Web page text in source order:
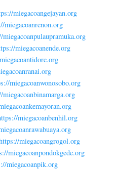
miegacoangejayan.org
miegacoanrenon.org
miegacoanpulaupramuka.org
miegacoanende.org
miegacoanwonosobo.org
miegacoanbinamarga.org
miegacoanbenhil.org
miegacoangrogol.org
miegacoanpondokgede.org
miegacoanpik.org